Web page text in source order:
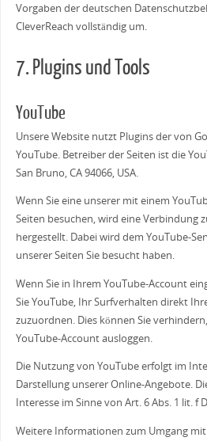
Vorgaben der deutschen
CleverReach vollständig um.
7. Plugins und Tools
YouTube
Unsere Website nutzt Plugins der von
YouTube. Betreiber der Seiten ist die
San Bruno, CA 94066, USA.
Wenn Sie eine unserer mit einem
Seiten besuchen, wird eine Verbindung
hergestellt. Dabei wird dem YouTube-
unserer Seiten Sie besucht haben.
Wenn Sie in Ihrem YouTube-Account
Sie YouTube, Ihr Surfverhalten direkt
zuzuordnen. Dies können Sie
YouTube-Account ausloggen.
Die Nutzung von YouTube erfolgt im
Darstellung unserer Online-Angebote.
Interesse im Sinne von Art. 6 Abs. 1 lit. f
Weitere Informationen zum Umgang